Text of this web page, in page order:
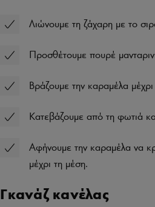
Λιώνουμε τη ζάχαρη με το
Προσθέτουμε πουρέ
Βράζουμε την καραμέλα
Κατεβάζουμε από τη φωτιά
Αφήνουμε την καραμέλα να
μέχρι τη μέση.
Γκανάζ κανέλας